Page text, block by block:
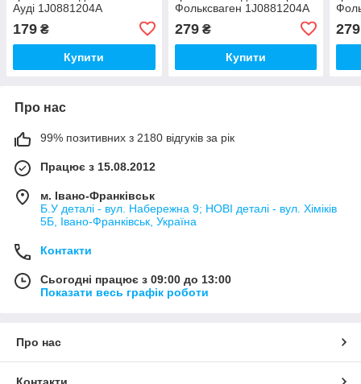
Ауді 1J0881204A
179 ₴
Купити
Фольксваген 1J0881204A
279₴
Купити
279
Про нас
99% позитивних з 2180 відгуків за рік
Працює з 15.08.2012
м. Івано-Франківськ
Б.У деталі - вул. Набережна 9; НОВІ деталі - вул. Хіміків
5Б, Івано-Франківськ, Україна
Контакти
Сьогодні працює з 09:00 до 13:00
Показати весь графік роботи
Про нас